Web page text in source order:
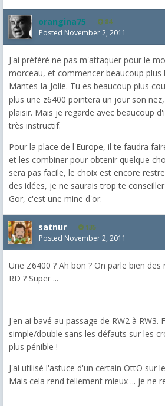
orangina75 84
Posted November 2, 2011
J'ai préféré ne pas m'attaquer pour le
morceau, et commencer beaucoup plus
Mantes-la-Jolie. Tu es beaucoup plus
plus une z6400 pointera un jour son
plaisir. Mais je regarde avec beaucoup
très instructif.
Pour la place de l'Europe, il te faudra
et les combiner pour obtenir quelque
sera pas facile, le choix est encore
des idées, je ne saurais trop te
Gor, c'est une mine d'or.
satnur 135
Posted November 2, 2011
Une Z6400 ? Ah bon ? On parle bien des
RD ? Super ...
J'en ai bavé au passage de RW2 à RW3.
simple/double sans les défauts sur les
plus pénible !
J'ai utilisé l'astuce d'un certain OttO sur
Mais cela rend tellement mieux ... je ne